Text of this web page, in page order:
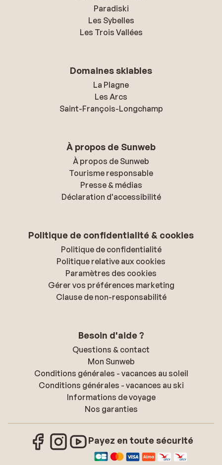
Paradiski
Les Sybelles
Les Trois Vallées
Domaines skiables
La Plagne
Les Arcs
Saint-François-Longchamp
À propos de Sunweb
À propos de Sunweb
Tourisme responsable
Presse & médias
Déclaration d'accessibilité
Politique de confidentialité & cookies
Politique de confidentialité
Politique relative aux cookies
Paramètres des cookies
Gérer vos préférences marketing
Clause de non-responsabilité
Besoin d'aide ?
Questions & contact
Mon Sunweb
Conditions générales - vacances au soleil
Conditions générales - vacances au ski
Informations de voyage
Nos garanties
Payez en toute sécurité